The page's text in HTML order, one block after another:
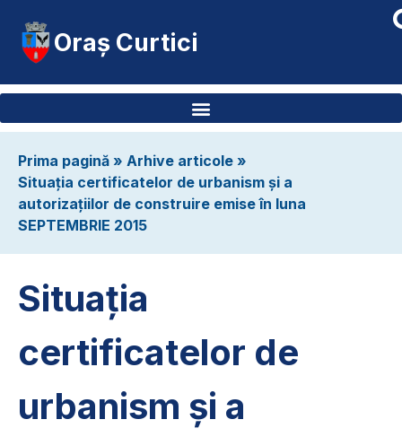
Oraș Curtici
Prima pagină » Arhive articole »
Situația certificatelor de urbanism și a
autorizațiilor de construire emise în luna
SEPTEMBRIE 2015
Situația
certificatelor de
urbanism și a